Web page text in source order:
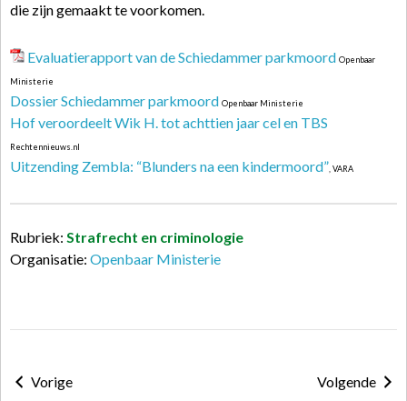
die zijn gemaakt te voorkomen.
Evaluatierapport van de Schiedammer parkmoord Openbaar
Ministerie
Dossier Schiedammer parkmoord Openbaar Ministerie
Hof veroordeelt Wik H. tot achttien jaar cel en TBS
Rechtennieuws.nl
Uitzending Zembla: “Blunders na een kindermoord” , VARA
Rubriek: Strafrecht en criminologie
Organisatie: Openbaar Ministerie
Vorige
Volgende